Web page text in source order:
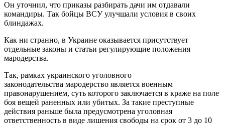
Он уточнил, что приказы разбирать дачи им отдавали
командиры. Так бойцы ВСУ улучшали условия в своих
блиндажах.
Как ни странно, в Украине оказывается присутствует
отдельные законы и статьи регулирующие положения
мародерства.
Так, рамках украинского уголовного
законодательства мародерство является военным
правонарушением, суть которого заключается в краже на поле
боя вещей раненных или убитых. За такие преступные
действия раньше была предусмотрена уголовная
ответственность в виде лишения свободы на срок от 3 до 10